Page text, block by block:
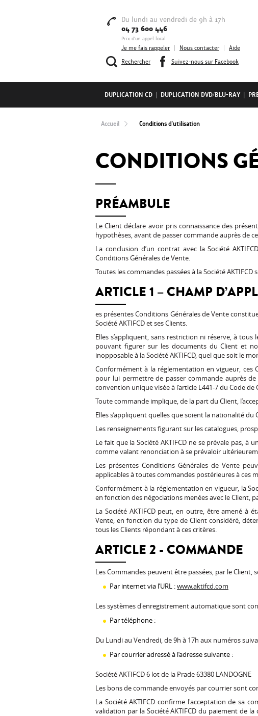
Du lundi au vendredi de 9h à 17h
04 73 600 446
Prix d'un appel local
Je me fais rappeler Nous contacter
Aide
Rechercher
Suivez-nous sur Facebook
DUPLICATION CD DUPLICATION DVD/BLU-RAY
Accueil Conditions d'utilisation
CONDITIONS
PRÉAMBULE
Le Client déclare avoir pris connaissance des
hypothèses, avant de passer commande auprès de
La conclusion d’un contrat avec la Société
Conditions Générales de Vente.
Toutes les commandes passées à la Société
ARTICLE 1 – CHAMP
es présentes Conditions Générales de Vente
Société AKTIFCD et ses Clients.
Elles s’appliquent, sans restriction ni réserve, à
pouvant figurer sur les documents du Client et
inopposable à la Société AKTIFCD, quel que soit le
Conformément à la réglementation en vigueur,
pour lui permettre de passer commande auprès de
convention unique visée à l’article L441-7 du Code
Toute commande implique, de la part du Client,
Elles s’appliquent quelles que soient la nationalité
Les renseignements figurant sur les catalogues,
Le fait que la Société AKTIFCD ne se prévale pas,
comme valant renonciation à se prévaloir
Les présentes Conditions Générales de Vente
applicables à toutes commandes postérieures à ces
Conformément à la réglementation en vigueur, la
en fonction des négociations menées avec le Client,
La Société AKTIFCD peut, en outre, être amené à
Vente, en fonction du type de Client considéré,
tous les Clients répondant à ces critères.
ARTICLE 2 - COMMANDE
Les Commandes peuvent être passées, par le Client,
Par internet via l’URL :www.aktifcd.com
Les systèmes d'enregistrement automatique sont
Par téléphone :
Du Lundi au Vendredi, de 9h à 17h aux numéros
Par courrier adressé à l’adresse suivante :
Société AKTIFCD 6 lot de la Prade 63380 LANDOGNE
Les bons de commande envoyés par courrier sont
La Société AKTIFCD confirme l'acceptation de sa
validation par la Société AKTIFCD du paiement de